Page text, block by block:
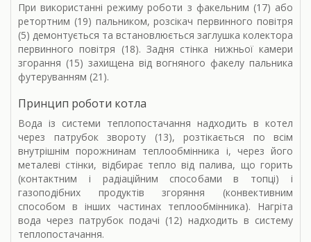
При використанні режиму роботи з факельним (17) або
ретортним (19) пальником, розсікач первинного повітря
(5) демонтується та встановлюється заглушка колектора
первинного повітря (18). Задня стінка нижньої камери
згорання (15) захищена від вогняного факелу пальника
футеруванням (21).
Принцип роботи котла
Вода із системи теплопостачання надходить в котел
через патрубок звороту (13), розтікається по всім
внутрішнім порожнинам теплообмінника і, через його
металеві стінки, відбирає тепло від палива, що горить
(контактним і радіаційним способами в топці) і
газоподібних продуктів згоряння (конвективним
способом в інших частинах теплообмінника). Нагріта
вода через патрубок подачі (12) надходить в систему
теплопостачання.